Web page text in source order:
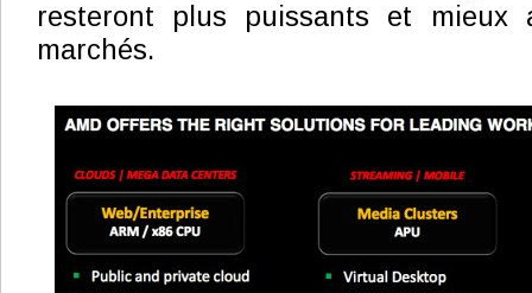
resteront plus puissants et mieux
marchés.